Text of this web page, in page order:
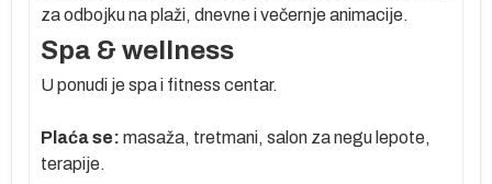
za odbojku na plaži, dnevne i večernje animacije.
Spa & wellness
U ponudi je spa i fitness centar.
Plaća se: masaža, tretmani, salon za negu lepote,
terapije.